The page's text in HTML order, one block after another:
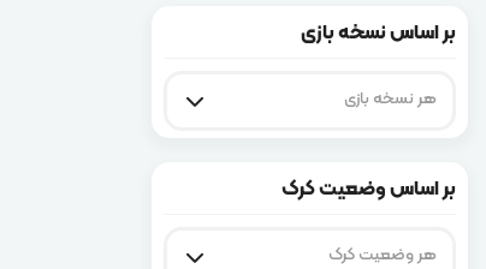
بر اساس نسخه بازی
هر نسخه بازی
بر اساس وضعیت کرک
هر وضعیت کرک